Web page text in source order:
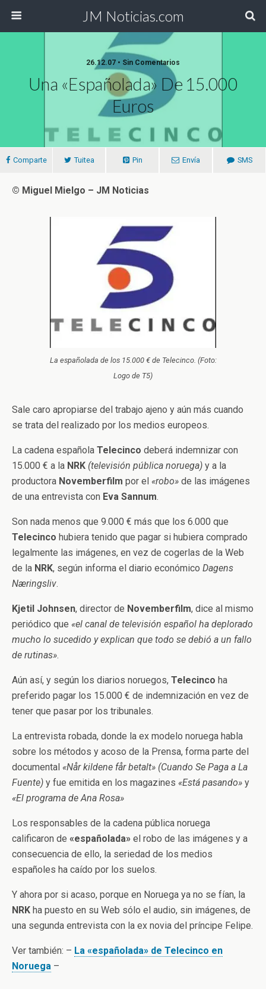
JM Noticias.com
26.12.07 • Sin Comentarios
Una «españolada» De 15.000
Euros
Comparte Tuitea Pin Envía SMS
© Miguel Mielgo – JM Noticias
La españolada de los 15.000 € de Telecinco. (Foto:
Logo de T5)
Sale caro apropiarse del trabajo ajeno y aún más cuando
se trata del realizado por los medios europeos.
La cadena española Telecinco deberá indemnizar con
15.000 € a la NRK (televisión pública noruega) y a la
productora Novemberfilm por el «robo» de las imágenes
de una entrevista con Eva Sannum.
Son nada menos que 9.000 € más que los 6.000 que
Telecinco hubiera tenido que pagar si hubiera comprado
legalmente las imágenes, en vez de cogerlas de la Web
de la NRK, según informa el diario económico Dagens
Næringsliv.
Kjetil Johnsen, director de Novemberfilm, dice al mismo
periódico que «el canal de televisión español ha deplorado
mucho lo sucedido y explican que todo se debió a un fallo
de rutinas».
Aún así, y según los diarios noruegos, Telecinco ha
preferido pagar los 15.000 € de indemnización en vez de
tener que pasar por los tribunales.
La entrevista robada, donde la ex modelo noruega habla
sobre los métodos y acoso de la Prensa, forma parte del
documental «Når kildene får betalt» (Cuando Se Paga a La
Fuente) y fue emitida en los magazines «Está pasando» y
«El programa de Ana Rosa»
Los responsables de la cadena pública noruega
calificaron de «españolada» el robo de las imágenes y a
consecuencia de ello, la seriedad de los medios
españoles ha caído por los suelos.
Y ahora por si acaso, porque en Noruega ya no se fían, la
NRK ha puesto en su Web sólo el audio, sin imágenes, de
una segunda entrevista con la ex novia del príncipe Felipe.
Ver también: – La «españolada» de Telecinco en
Noruega –